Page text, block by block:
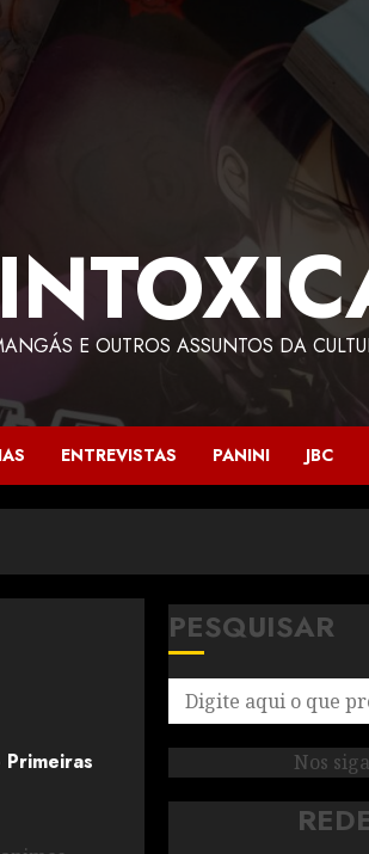
E OUTROS ASSUNTOS DA
ENTREVISTAS PANINI JBC
PESQUISAR
Nos